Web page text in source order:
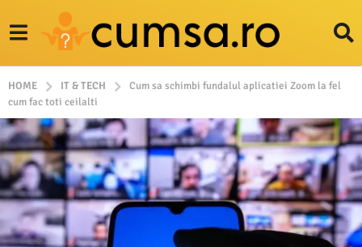
HOME IT & TECH
Cum sa schimbi fundalul aplicatiei Zoom la fel
cum fac toti ceilalti